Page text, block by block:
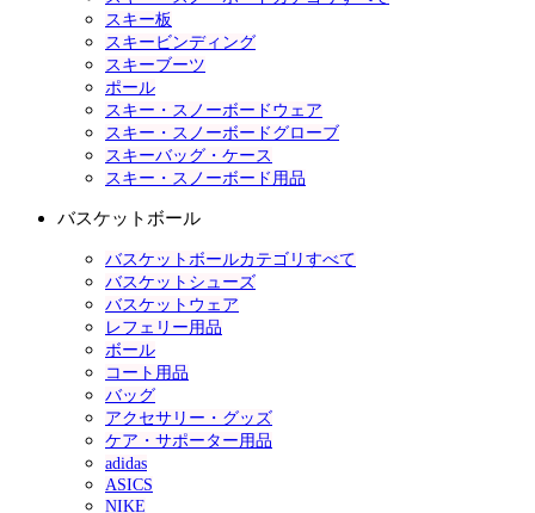
スキー板
スキービンディング
スキーブーツ
ポール
スキー・スノーボードウェア
スキー・スノーボードグローブ
スキーバッグ・ケース
スキー・スノーボード用品
バスケットボール
バスケットボールカテゴリすべて
バスケットシューズ
バスケットウェア
レフェリー用品
ボール
コート用品
バッグ
アクセサリー・グッズ
ケア・サポーター用品
adidas
ASICS
NIKE